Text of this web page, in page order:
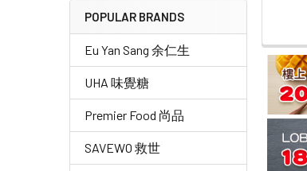
POPULAR BRANDS
Eu Yan Sang 余仁生
UHA 味覺糖
Premier Food 尚品
SAVEWO 救世